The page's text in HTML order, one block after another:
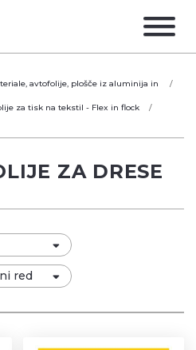
avtofolije, plošče iz aluminija in
za tisk na tekstil - Flex in flock
ZA DRESE